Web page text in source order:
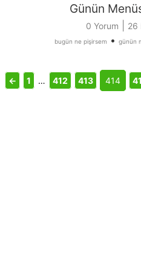
Günün
0 Yorum 26
bugün ne pişirsem • günün
← 1 … 412 413 414